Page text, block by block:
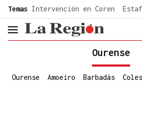
common.go-to-content
Temas Intervención en Coren
header.menu.open
Ourense
Ourense Amoeiro Barbadás Coles